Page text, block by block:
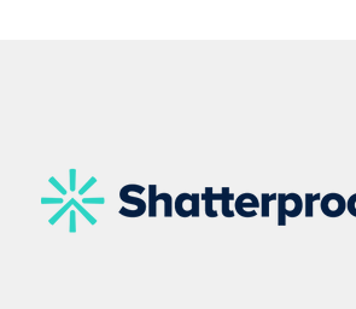
nos recuerda que el
puede salvar una vida